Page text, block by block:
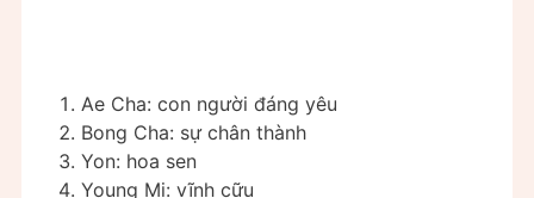
Ae Cha: con người đáng yêu
Bong Cha: sự chân thành
Yon: hoa sen
Young Mi: vĩnh cữu